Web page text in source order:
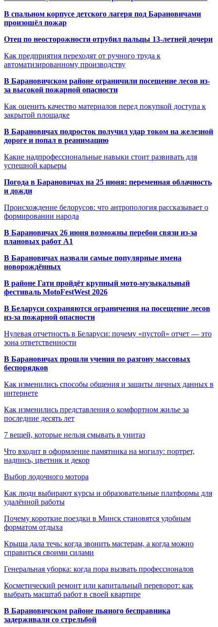
В спальном корпусе детского лагеря под Барановичами
произошёл пожар
Отец по неосторожности отрубил пальцы 13-летней дочери
Как предприятия переходят от ручного труда к
автоматизированному производству
В Барановичском районе ограничили посещение лесов из-
за высокой пожарной опасности
Как оценить качество материалов перед покупкой доступа к
закрытой площадке
В Барановичах подросток получил удар током на железной
дороге и попал в реанимацию
Какие надпрофессиональные навыки стоит развивать для
успешной карьеры
Погода в Барановичах на 25 июня: переменная облачность
и дожди
Происхождение белорусов: что антропология рассказывает о
формировании народа
В Барановичах 26 июня возможны перебои связи из-за
плановых работ A1
В Барановичах назвали самые популярные имена
новорождённых
В районе Гати пройдёт крупный мото-музыкальный
фестиваль MotoFestWest 2026
В Беларуси сохраняются ограничения на посещение лесов
из-за пожарной опасности
Нулевая отчетность в Беларуси: почему «пустой» отчет — это
зона ответственности
В Барановичах прошли учения по разгону массовых
беспорядков
Как изменились способы общения и защиты личных данных в
интернете
Как изменились представления о комфортном жилье за
последние десять лет
7 вещей, которые нельзя смывать в унитаз
Что входит в оформление памятника на могилу: портрет,
надпись, цветник и декор
Выбор лодочного мотора
Как люди выбирают курсы и образовательные платформы для
удалённой работы
Почему короткие поездки в Минск становятся удобным
форматом отдыха
Крыша дала течь: когда звонить мастерам, а когда можно
справиться своими силами
Генеральная уборка: когда пора вызвать профессионалов
Косметический ремонт или капитальный переворот: как
выбрать масштаб работ в своей квартире
В Барановичском районе пьяного бесправника
задерживали со стрельбой